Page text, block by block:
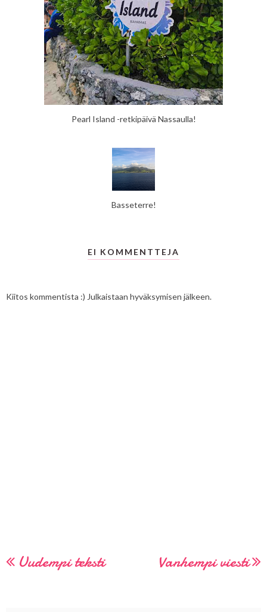
Pearl Island -retkipäivä Nassaulla!
Basseterre!
EI KOMMENTTEJA
Kiitos kommentista :) Julkaistaan hyväksymisen jälkeen.
Uudempi teksti Vanhempi viesti